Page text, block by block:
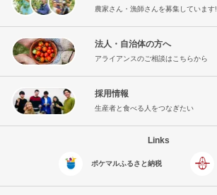
農家さん・漁師さんを募集しています!
法人・自治体の方へ
アライアンスのご相談はこちらから
採用情報
生産者と食べる人をつなぎたい
Links
ポケマルふるさと納税